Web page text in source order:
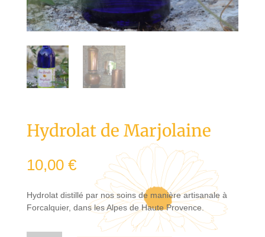
Hydrolat de Marjolaine
10,00 €
Hydrolat distillé par nos soins de manière artisanale à
Forcalquier, dans les Alpes de Haute Provence.